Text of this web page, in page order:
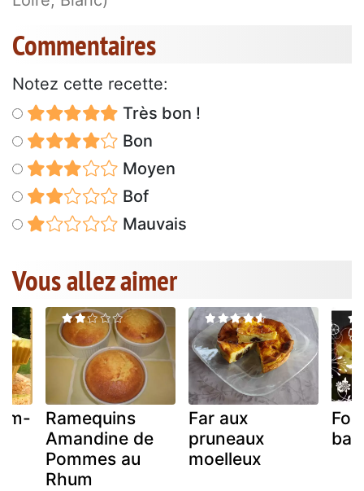
Commentaires
Notez cette recette:
Très bon !
Bon
Moyen
Bof
Mauvais
Vous allez aimer
Ramequins
Amandine de
Pommes au
Rhum
Far aux
pruneaux
moelleux